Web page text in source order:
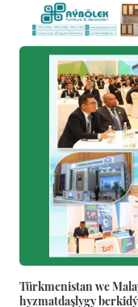
Türkmenistan we
hyzmatdaşlygy